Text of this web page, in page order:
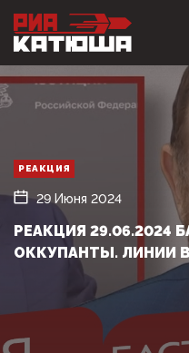
РЕАКЦИЯ
29 Июня 2024
РЕАКЦИЯ 29.06.2024
ОККУПАНТЫ. ЛИНИИ